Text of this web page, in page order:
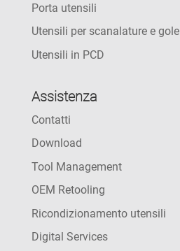
Porta utensili
Utensili per scanalature e gole
Utensili in PCD
Assistenza
Contatti
Download
Tool Management
OEM Retooling
Ricondizionamento utensili
Digital Services